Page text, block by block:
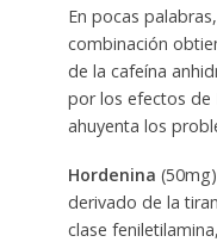
En pocas
combinación
de la cafeína
por los efectos de
ahuyenta los
Hordenina
derivado de la
clase